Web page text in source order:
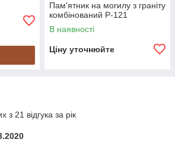
Пам'ятник на могилу з граніту
комбінований Р-121
В наявності
Ціну уточнюйте
з 21 відгука за рік